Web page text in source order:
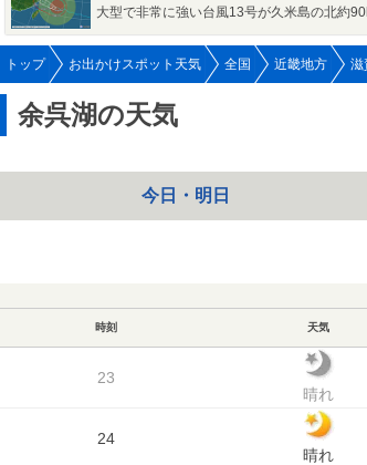
大型で非常に強い台風13号が久米島の北約
トップ お出かけスポット天気 全国 近畿地方 滋
余呉湖の天気
今日・明日
時刻 天気
23
晴れ
24
晴れ